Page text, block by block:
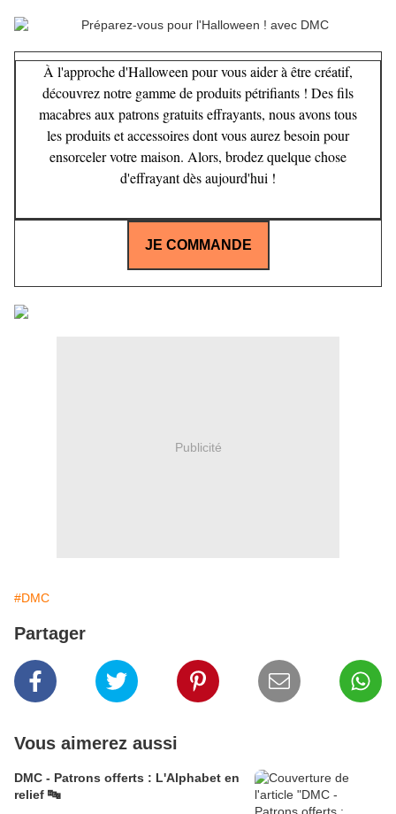
À l'approche d'Halloween pour vous aider à être créatif,
découvrez notre gamme de produits pétrifiants ! Des fils
macabres aux patrons gratuits effrayants, nous avons tous
les produits et accessoires dont vous aurez besoin pour
ensorceler votre maison. Alors, brodez quelque chose
d'effrayant dès aujourd'hui !
JE COMMANDE
Publicité
#DMC
Partager
Vous aimerez aussi
DMC - Patrons offerts : L'Alphabet en
relief 🔤